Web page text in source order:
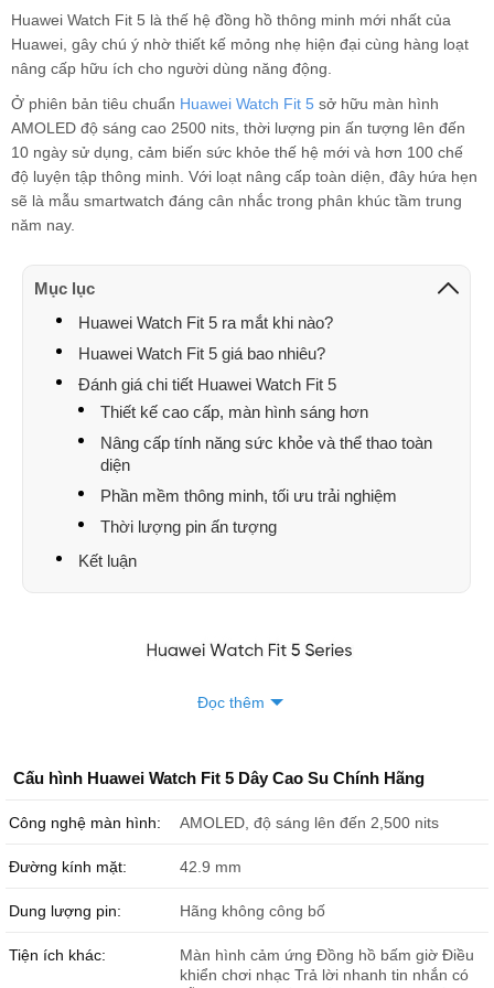
Huawei Watch Fit 5 là thế hệ đồng hồ thông minh mới nhất của
Huawei, gây chú ý nhờ thiết kế mỏng nhẹ hiện đại cùng hàng loạt
nâng cấp hữu ích cho người dùng năng động.
Ở phiên bản tiêu chuẩn Huawei Watch Fit 5 sở hữu màn hình
AMOLED độ sáng cao 2500 nits, thời lượng pin ấn tượng lên đến
10 ngày sử dụng, cảm biến sức khỏe thế hệ mới và hơn 100 chế
độ luyện tập thông minh. Với loạt nâng cấp toàn diện, đây hứa hẹn
sẽ là mẫu smartwatch đáng cân nhắc trong phân khúc tầm trung
năm nay.
Mục lục
Huawei Watch Fit 5 ra mắt khi nào?
Huawei Watch Fit 5 giá bao nhiêu?
Đánh giá chi tiết Huawei Watch Fit 5
Thiết kế cao cấp, màn hình sáng hơn
Nâng cấp tính năng sức khỏe và thể thao toàn
diện
Phần mềm thông minh, tối ưu trải nghiệm
Thời lượng pin ấn tượng
Kết luận
Huawei tiếp tục mở rộng sản phẩm wearable với Watch Fit 5 series
Huawei Watch Fit 5 ra mắt khi nào?
Đọc thêm
Cấu hình Huawei Watch Fit 5 Dây Cao Su Chính Hãng
Công nghệ màn hình: AMOLED, độ sáng lên đến 2,500 nits
Đường kính mặt: 42.9 mm
Dung lượng pin: Hãng không công bố
Tiện ích khác:
Màn hình cảm ứng Đồng hồ bấm giờ Điều
khiển chơi nhạc Trả lời nhanh tin nhắn có